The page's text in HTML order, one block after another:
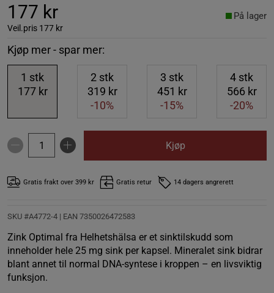
177 kr
Veil.pris 177 kr
På lager
Kjøp mer - spar mer:
1 stk
177 kr
2 stk
319 kr
-10%
3 stk
451 kr
-15%
4 stk
566 kr
-20%
Kjøp
Gratis frakt over 399 kr Gratis retur 14 dagers angrerett
SKU #A4772-4 | EAN 7350026472583
Zink Optimal fra Helhetshälsa er et sinktilskudd som
inneholder hele 25 mg sink per kapsel. Mineralet sink bidrar
blant annet til normal DNA-syntese i kroppen – en livsviktig
funksjon.